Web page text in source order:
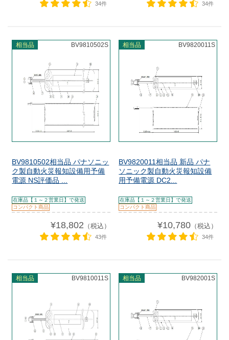
34件 34件
相当品 BV9810502S
BV9810502相当品 パナソニッ
ク製自動火災報知設備用予備
電源 NS評価品 ...
在庫品【１～２営業日】で発送
コンパクト商品
¥18,802 （税込）
43件
相当品 BV9820011S
BV9820011相当品 新品 パナ
ソニック製自動火災報知設備
用予備電源 DC2...
在庫品【１～２営業日】で発送
コンパクト商品
¥10,780（税込）
34件
相当品 BV9810011S 相当品 BV982001S